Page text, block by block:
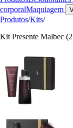
corporalMaquiagem
Produtos/Kits/
Kit Presente Malbec